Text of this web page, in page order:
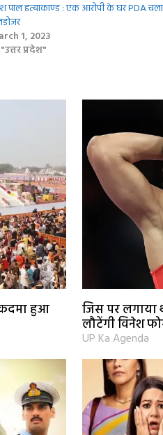
पाल हत्याकाण्ड : एक आरोपी के घर PDA चला
1, 2023
प्रदेश"
हुआ जिस पर
लौटेंगी विनेश
UP Ka Agenda